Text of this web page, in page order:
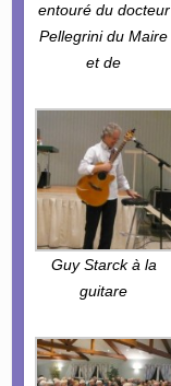
entouré du docteur
Pellegrini du Maire
et de
Guy Starck à la
guitare